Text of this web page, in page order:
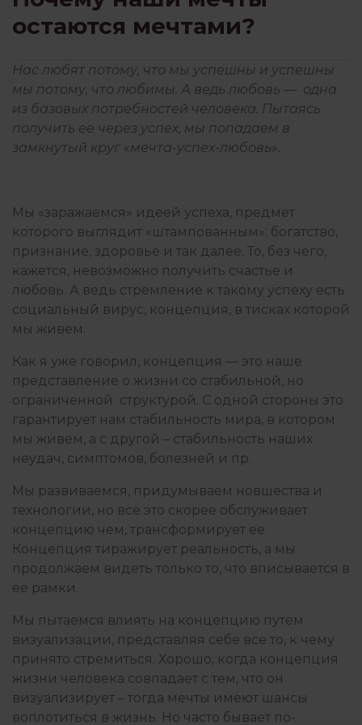
остаются мечтами?
Нас любят потому, что мы успешны и успешны
мы потому, что любимы. А ведь любовь — одна
из базовых потребностей человека. Пытаясь
получить ее через успех, мы попадаем в
замкнутый круг «мечта-успех-любовь».
Мы «заражаемся» идеей успеха, предмет
которого выглядит «штампованным»: богатство,
признание, здоровье и так далее. То, без чего,
кажется, невозможно получить счастье и
любовь. А ведь стремление к такому успеху есть
социальный вирус, концепция, в тисках которой
мы живем.
Как я уже говорил, концепция — это наше
представление о жизни со стабильной, но
ограниченной структурой. С одной стороны это
гарантирует нам стабильность мира, в котором
мы живем, а с другой – стабильность наших
неудач, симптомов, болезней и пр.
Мы развиваемся, придумываем новшества и
технологии, но все это скорее обслуживает
концепцию чем, трансформирует ее.
Концепция тиражирует реальность, а мы
продолжаем видеть только то, что вписывается в
ее рамки.
Мы пытаемся влиять на концепцию путем
визуализации, представляя себе все то, к чему
принято стремиться. Хорошо, когда концепция
жизни человека совпадает с тем, что он
визуализирует – тогда мечты имеют шансы
воплотиться в жизнь. Но часто бывает по-
КОНЦЕПЦИИ
КРИЗИСЫ И ТРАВМЫ
ЛИТЕРАТУРА
ОТНОШЕНИЯ
ПОИСК СЕБЯ
ПРАКТИКА ГЕШТАЛЬТ-ТЕРАПИИ
ПСИХОЛОГИЯ
РАБОТА С ПСИХОЛОГОМ